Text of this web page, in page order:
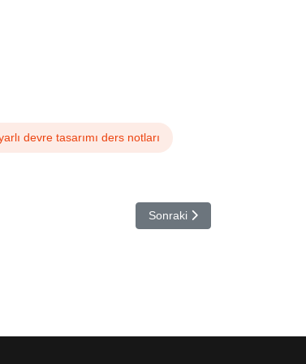
devre tasarımı ders notları
Sonraki makale: Derin
Sonraki